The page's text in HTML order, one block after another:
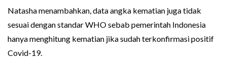
Natasha menambahkan, data angka kematian juga tidak
sesuai dengan standar WHO sebab pemerintah Indonesia
hanya menghitung kematian jika sudah terkonfirmasi positif
Covid-19.